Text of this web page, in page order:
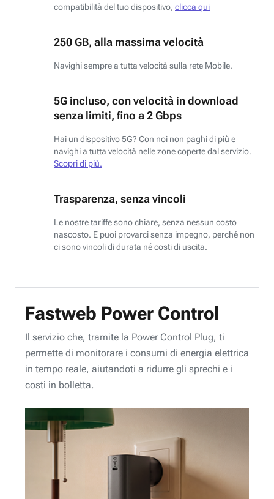
compatibilità del tuo dispositivo, clicca qui
250 GB, alla massima velocità
Navighi sempre a tutta velocità sulla rete Mobile.
5G incluso, con velocità in download
senza limiti, fino a 2 Gbps
Hai un dispositivo 5G? Con noi non paghi di più e
navighi a tutta velocità nelle zone coperte dal servizio.
Scopri di più.
Trasparenza, senza vincoli
Le nostre tariffe sono chiare, senza nessun costo
nascosto. E puoi provarci senza impegno, perché non
ci sono vincoli di durata né costi di uscita.
Fastweb Power Control
Il servizio che, tramite la Power Control Plug, ti
permette di monitorare i consumi di energia elettrica
in tempo reale, aiutandoti a ridurre gli sprechi e i
costi in bolletta.